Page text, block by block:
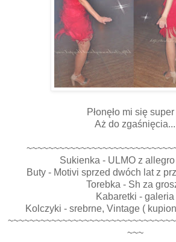
Płonęło mi się super
Aż do zgaśnięcia...
Sukienka - ULMO z allegro
Buty - Motivi sprzed dwóch lat z
Torebka - Sh za
Kabaretki - galeria
Kolczyki - srebrne, Vintage (
~~~